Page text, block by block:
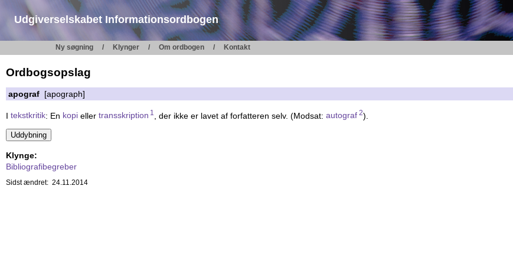
Udgiverselskabet Informationsordbogen
Ny søgning Klynger Om ordbogen Kontakt
Ordbogsopslag
apograf [apograph]
I tekstkritik: En kopi eller transskription 1 , der ikke er lavet af forfatteren selv. (Modsat:autograf 2).
Klynge:
Bibliografibegreber
Sidst ændret: 24.11.2014